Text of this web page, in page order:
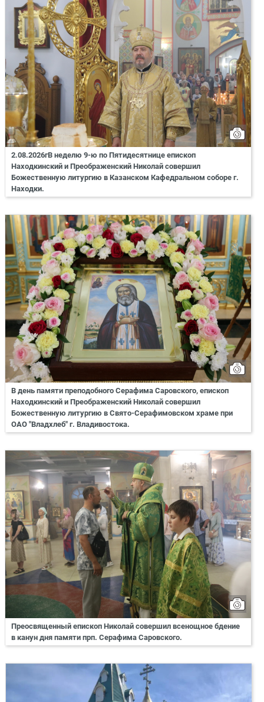
2.08.2026гВ неделю 9-ю по Пятидесятнице епископ
Находкинский и Преображенский Николай совершил
Божественную литургию в Казанском Кафедральном соборе г.
Находки.
В день памяти преподобного Серафима Саровского, епископ
Находкинский и Преображенский Николай совершил
Божественную литургию в Свято-Серафимовском храме при
ОАО "Владхлеб" г. Владивостока.
Преосвященный епископ Николай совершил всенощное бдение
в канун дня памяти прп. Серафима Саровского.